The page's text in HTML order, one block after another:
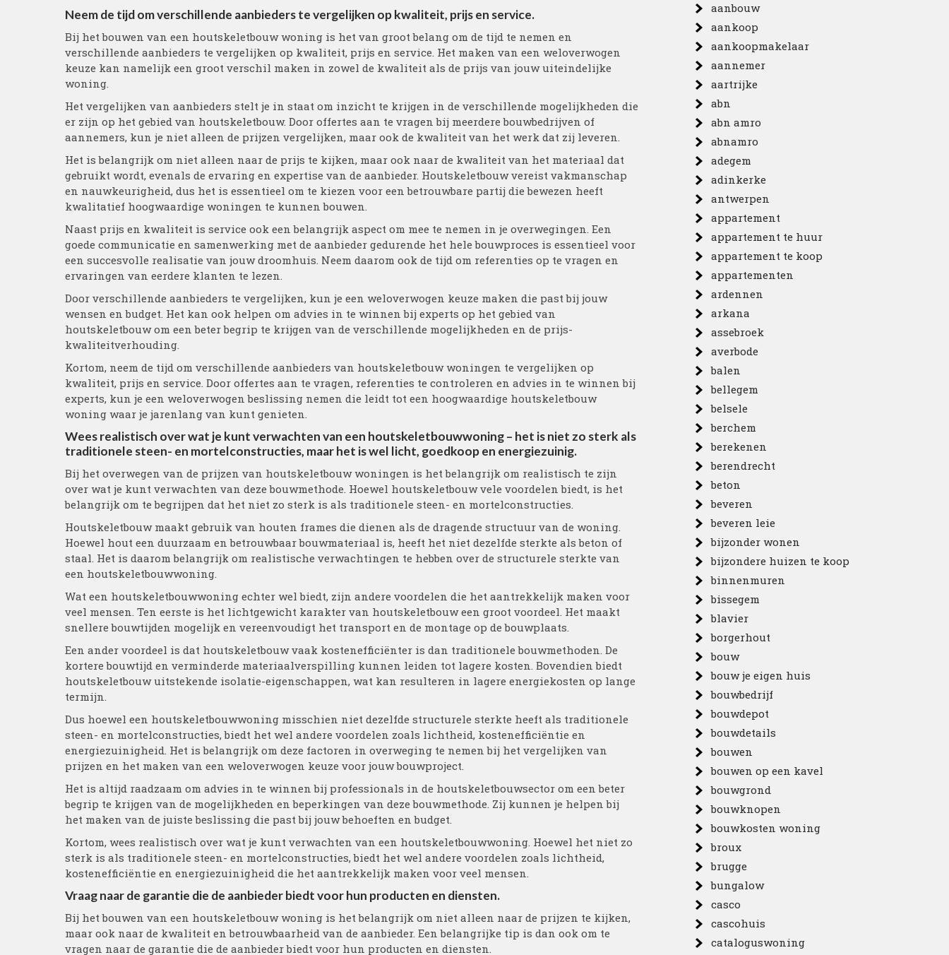
Neem de tijd om verschillende aanbieders te vergelijken op kwaliteit, prijs en service.
Bij het bouwen van een houtskeletbouw woning is het van groot belang om de tijd te nemen en
verschillende aanbieders te vergelijken op kwaliteit, prijs en service. Het maken van een weloverwogen
keuze kan namelijk een groot verschil maken in zowel de kwaliteit als de prijs van jouw uiteindelijke
woning.
Het vergelijken van aanbieders stelt je in staat om inzicht te krijgen in de verschillende mogelijkheden die
er zijn op het gebied van houtskeletbouw. Door offertes aan te vragen bij meerdere bouwbedrijven of
aannemers, kun je niet alleen de prijzen vergelijken, maar ook de kwaliteit van het werk dat zij leveren.
Het is belangrijk om niet alleen naar de prijs te kijken, maar ook naar de kwaliteit van het materiaal dat
gebruikt wordt, evenals de ervaring en expertise van de aanbieder. Houtskeletbouw vereist vakmanschap
en nauwkeurigheid, dus het is essentieel om te kiezen voor een betrouwbare partij die bewezen heeft
kwalitatief hoogwaardige woningen te kunnen bouwen.
Naast prijs en kwaliteit is service ook een belangrijk aspect om mee te nemen in je overwegingen. Een
goede communicatie en samenwerking met de aanbieder gedurende het hele bouwproces is essentieel voor
een succesvolle realisatie van jouw droomhuis. Neem daarom ook de tijd om referenties op te vragen en
ervaringen van eerdere klanten te lezen.
Door verschillende aanbieders te vergelijken, kun je een weloverwogen keuze maken die past bij jouw
wensen en budget. Het kan ook helpen om advies in te winnen bij experts op het gebied van
houtskeletbouw om een beter begrip te krijgen van de verschillende mogelijkheden en de prijs-
kwaliteitverhouding.
Kortom, neem de tijd om verschillende aanbieders van houtskeletbouw woningen te vergelijken op
kwaliteit, prijs en service. Door offertes aan te vragen, referenties te controleren en advies in te winnen bij
experts, kun je een weloverwogen beslissing nemen die leidt tot een hoogwaardige houtskeletbouw
woning waar je jarenlang van kunt genieten.
Wees realistisch over wat je kunt verwachten van een houtskeletbouwwoning – het is niet zo sterk als
traditionele steen- en mortelconstructies, maar het is wel licht, goedkoop en energiezuinig.
Bij het overwegen van de prijzen van houtskeletbouw woningen is het belangrijk om realistisch te zijn
over wat je kunt verwachten van deze bouwmethode. Hoewel houtskeletbouw vele voordelen biedt, is het
belangrijk om te begrijpen dat het niet zo sterk is als traditionele steen- en mortelconstructies.
Houtskeletbouw maakt gebruik van houten frames die dienen als de dragende structuur van de woning.
Hoewel hout een duurzaam en betrouwbaar bouwmateriaal is, heeft het niet dezelfde sterkte als beton of
staal. Het is daarom belangrijk om realistische verwachtingen te hebben over de structurele sterkte van
een houtskeletbouwwoning.
Wat een houtskeletbouwwoning echter wel biedt, zijn andere voordelen die het aantrekkelijk maken voor
veel mensen. Ten eerste is het lichtgewicht karakter van houtskeletbouw een groot voordeel. Het maakt
snellere bouwtijden mogelijk en vereenvoudigt het transport en de montage op de bouwplaats.
Een ander voordeel is dat houtskeletbouw vaak kostenefficiënter is dan traditionele bouwmethoden. De
kortere bouwtijd en verminderde materiaalverspilling kunnen leiden tot lagere kosten. Bovendien biedt
houtskeletbouw uitstekende isolatie-eigenschappen, wat kan resulteren in lagere energiekosten op lange
termijn.
Dus hoewel een houtskeletbouwwoning misschien niet dezelfde structurele sterkte heeft als traditionele
steen- en mortelconstructies, biedt het wel andere voordelen zoals lichtheid, kostenefficiëntie en
energiezuinigheid. Het is belangrijk om deze factoren in overweging te nemen bij het vergelijken van
prijzen en het maken van een weloverwogen keuze voor jouw bouwproject.
Het is altijd raadzaam om advies in te winnen bij professionals in de houtskeletbouwsector om een beter
begrip te krijgen van de mogelijkheden en beperkingen van deze bouwmethode. Zij kunnen je helpen bij
het maken van de juiste beslissing die past bij jouw behoeften en budget.
Kortom, wees realistisch over wat je kunt verwachten van een houtskeletbouwwoning. Hoewel het niet zo
sterk is als traditionele steen- en mortelconstructies, biedt het wel andere voordelen zoals lichtheid,
kostenefficiëntie en energiezuinigheid die het aantrekkelijk maken voor veel mensen.
Vraag naar de garantie die de aanbieder biedt voor hun producten en diensten.
Bij het bouwen van een houtskeletbouw woning is het belangrijk om niet alleen naar de prijzen te kijken,
maar ook naar de kwaliteit en betrouwbaarheid van de aanbieder. Een belangrijke tip is dan ook om te
vragen naar de garantie die de aanbieder biedt voor hun producten en diensten.
aanbouw
aankoop
aankoopmakelaar
aannemer
aartrijke
abn
abn amro
abnamro
adegem
adinkerke
antwerpen
appartement
appartement te huur
appartement te koop
appartementen
ardennen
arkana
assebroek
averbode
balen
bellegem
belsele
berchem
berekenen
berendrecht
beton
beveren
beveren leie
bijzonder wonen
bijzondere huizen te koop
binnenmuren
bissegem
blavier
borgerhout
bouw
bouw je eigen huis
bouwbedrijf
bouwdepot
bouwdetails
bouwen
bouwen op een kavel
bouwgrond
bouwknopen
bouwkosten woning
broux
brugge
bungalow
casco
cascohuis
cataloguswoning